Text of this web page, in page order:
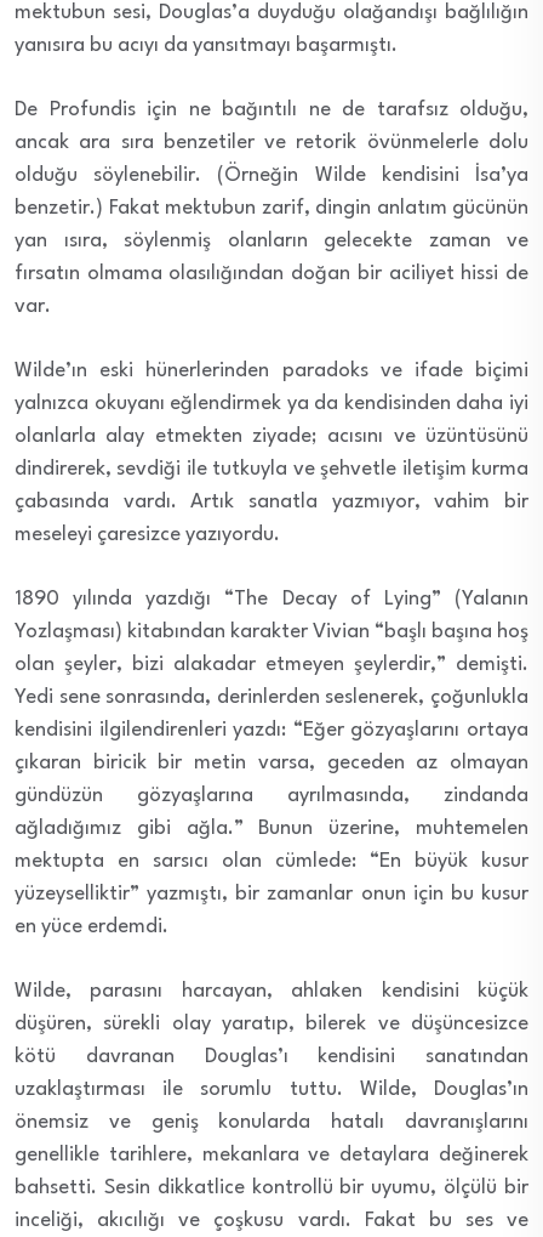
mektubun sesi, Douglas’a duyduğu olağandışı bağlılığın
yanısıra bu acıyı da yansıtmayı başarmıştı.
De Profundis için ne bağıntılı ne de tarafsız olduğu,
ancak ara sıra benzetiler ve retorik övünmelerle dolu
olduğu söylenebilir. (Örneğin Wilde kendisini İsa’ya
benzetir.) Fakat mektubun zarif, dingin anlatım gücünün
yan ısıra, söylenmiş olanların gelecekte zaman ve
fırsatın olmama olasılığından doğan bir aciliyet hissi de
var.
Wilde’ın eski hünerlerinden paradoks ve ifade biçimi
yalnızca okuyanı eğlendirmek ya da kendisinden daha iyi
olanlarla alay etmekten ziyade; acısını ve üzüntüsünü
dindirerek, sevdiği ile tutkuyla ve şehvetle iletişim kurma
çabasında vardı. Artık sanatla yazmıyor, vahim bir
meseleyi çaresizce yazıyordu.
1890 yılında yazdığı “The Decay of Lying” (Yalanın
Yozlaşması) kitabından karakter Vivian “başlı başına hoş
olan şeyler, bizi alakadar etmeyen şeylerdir,” demişti.
Yedi sene sonrasında, derinlerden seslenerek, çoğunlukla
kendisini ilgilendirenleri yazdı: “Eğer gözyaşlarını ortaya
çıkaran biricik bir metin varsa, geceden az olmayan
gündüzün gözyaşlarına ayrılmasında, zindanda
ağladığımız gibi ağla.” Bunun üzerine, muhtemelen
mektupta en sarsıcı olan cümlede: “En büyük kusur
yüzeyselliktir” yazmıştı, bir zamanlar onun için bu kusur
en yüce erdemdi.
Wilde, parasını harcayan, ahlaken kendisini küçük
düşüren, sürekli olay yaratıp, bilerek ve düşüncesizce
kötü davranan Douglas’ı kendisini sanatından
uzaklaştırması ile sorumlu tuttu. Wilde, Douglas’ın
önemsiz ve geniş konularda hatalı davranışlarını
genellikle tarihlere, mekanlara ve detaylara değinerek
bahsetti. Sesin dikkatlice kontrollü bir uyumu, ölçülü bir
inceliği, akıcılığı ve çoşkusu vardı. Fakat bu ses ve